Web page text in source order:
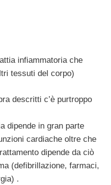
infiammatoria che
tessuti del corpo)
descritti c’è purtroppo
dipende in gran parte
cardiache oltre che
dipende da ciò
(defibrillazione, farmaci,
.